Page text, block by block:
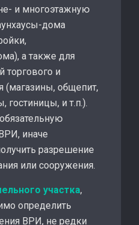
и многоэтажную
дома
а также для
торгового и
(магазины, общепит,
гостиницы, и т.п.).
иначе
разрешение
или сооружения.
участка,
определить
ВРИ, не редки